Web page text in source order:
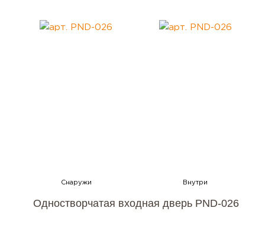
Одностворчатая входная дверь PND-026